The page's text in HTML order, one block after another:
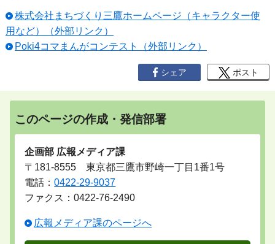
株式会社まちづくり三鷹ホームページ（キャラクター使
用など）（外部リンク）
Poki4コマまんがコンテスト（外部リンク）
シェア ポスト
このページの作成・発信部署
企画部 広報メディア課
〒181-8555 東京都三鷹市野崎一丁目1番1号
電話：0422-29-9037
ファクス：0422-76-2490
広報メディア課のページへ